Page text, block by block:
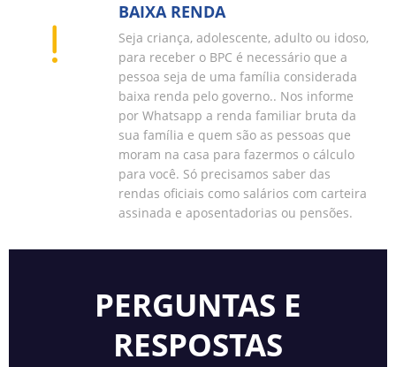
BAIXA RENDA
Seja criança, adolescente, adulto ou idoso,
para receber o BPC é necessário que a
pessoa seja de uma família considerada
baixa renda pelo governo.. Nos informe
por Whatsapp a renda familiar bruta da
sua família e quem são as pessoas que
moram na casa para fazermos o cálculo
para você. Só precisamos saber das
rendas oficiais como salários com carteira
assinada e aposentadorias ou pensões.
PERGUNTAS E
RESPOSTAS